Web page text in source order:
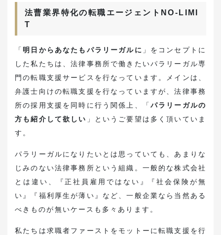
法曹業界特化の転職エージェントNO-LIMI
T
「 明日からあなたもパラリーガルに 」をコンセプトに
した私たちは、法律事務所で働きたいパラリーガル専
門の転職支援サービスを行なっています。メインは、
弁護士向けの転職支援を行なっていますが、法律事務
所の採用支援を同時に行う関係上、「 パラリーガルの
方も紹介して欲しい 」というご要望は多く頂いていま
す。
パラリーガルになりたいとは思っていても、あまりな
じみのない法律事務所という組織。一般的な株式会社
とは違い、
『正社員雇用ではない』『社会保険が無
い』『福利厚生が薄い』 など、一般企業なら当然ある
べきものが無いケースも多々あります。
私たちは求職者ファーストをモットーに転職支援を行